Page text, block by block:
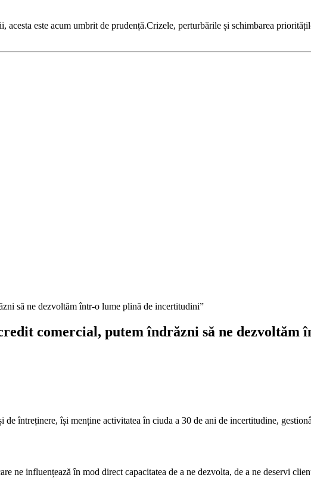
este acum umbrit de prudență.Crizele, perturbările și schimbarea
să ne dezvoltăm într-o lume plină de incertitudini”
comercial, putem îndrăzni să ne dezvoltăm
întreținere, își menține activitatea în ciuda a 30 de ani de incertitudine,
ne influențează în mod direct capacitatea de a ne dezvolta, de a ne deservi